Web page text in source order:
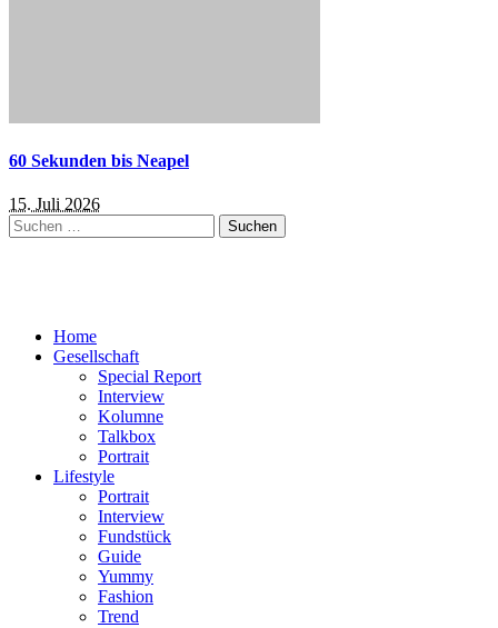
60 Sekunden bis Neapel
15. Juli 2026
Suchen
nach:
Home
Gesellschaft
Special Report
Interview
Kolumne
Talkbox
Portrait
Lifestyle
Portrait
Interview
Fundstück
Guide
Yummy
Fashion
Trend